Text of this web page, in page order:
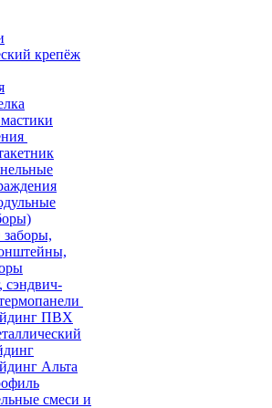
крепёж
заборы,
сэндвич-
ПВХ
Альта
смеси и